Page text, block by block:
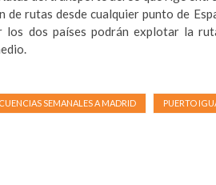
rutas desde cualquier punto de
los dos países podrán explotar la
SEMANALES A MADRID PUERTO